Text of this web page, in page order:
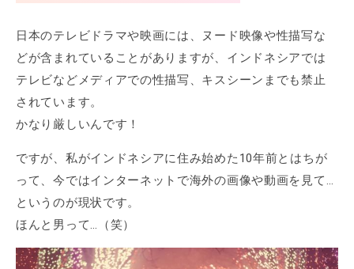
日本のテレビドラマや映画には、ヌード映像や性描写な
どが含まれていることがありますが、インドネシアでは
テレビなどメディアでの性描写、キスシーンまでも禁止
されています。
かなり厳しいんです！
ですが、私がインドネシアに住み始めた10年前とはちが
って、今ではインターネットで海外の画像や動画を見て…
というのが現状です。
ほんと男って…（笑）